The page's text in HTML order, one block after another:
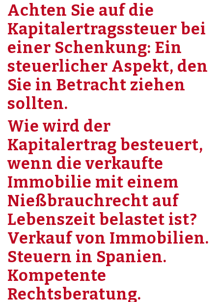
Achten Sie auf die
Kapitalertragssteuer bei
einer Schenkung: Ein
steuerlicher Aspekt, den
Sie in Betracht ziehen
sollten.
Wie wird der
Kapitalertrag besteuert,
wenn die verkaufte
Immobilie mit einem
Nießbrauchrecht auf
Lebenszeit belastet ist?
Verkauf von Immobilien.
Steuern in Spanien.
Kompetente
Rechtsberatung.